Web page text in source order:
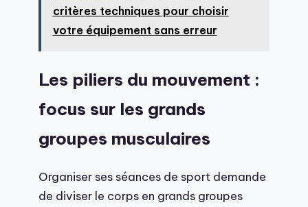
critères techniques pour choisir
votre équipement sans erreur
Les piliers du mouvement :
focus sur les grands
groupes musculaires
Organiser ses séances de sport demande
de diviser le corps en grands groupes